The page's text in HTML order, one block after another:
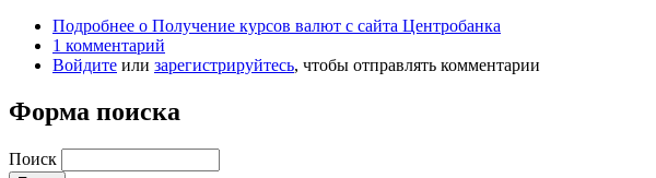
Подробнее о Получение курсов валют с сайта Центробанка
1 комментарий
Войдите или зарегистрируйтесь, чтобы отправлять комментарии
Форма поиска
Поиск